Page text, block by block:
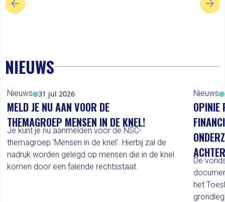
VORIGE SLIDE
NIEUWS
Nieuws 31 jul 2026
MELD JE NU AAN VOOR DE
THEMAGROEP MENSEN IN DE KNEL!
Je kunt je nu aanmelden voor de NSC-
themagroep ‘Mensen in de knel’. Hierbij zal de
nadruk worden gelegd op mensen die in de knel
komen door een falende rechtsstaat.
Nieuws
OPINIE
De
het